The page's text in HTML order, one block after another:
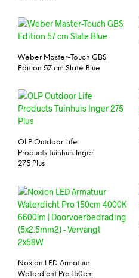
Weber Master-Touch GBS
Edition 57 cm Slate Blue
OLP Outdoor Life
Products Tuinhuis Inger
275 Plus
Noxion LED Armatuur
Waterdicht Pro 150cm